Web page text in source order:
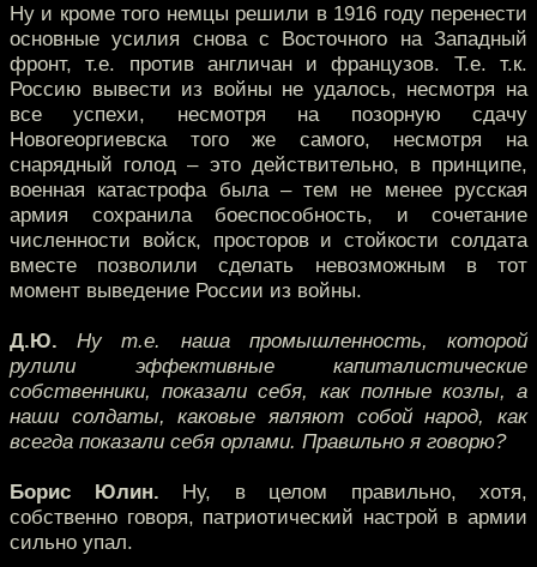
Ну и кроме того немцы решили в 1916 году перенести
основные усилия снова с Восточного на Западный
фронт, т.е. против англичан и французов. Т.е. т.к.
Россию вывести из войны не удалось, несмотря на
все успехи, несмотря на позорную сдачу
Новогеоргиевска того же самого, несмотря на
снарядный голод – это действительно, в принципе,
военная катастрофа была – тем не менее русская
армия сохранила боеспособность, и сочетание
численности войск, просторов и стойкости солдата
вместе позволили сделать невозможным в тот
момент выведение России из войны.
Д.Ю. Ну т.е. наша промышленность, которой
рулили эффективные капиталистические
собственники, показали себя, как полные козлы, а
наши солдаты, каковые являют собой народ, как
всегда показали себя орлами. Правильно я говорю?
Борис Юлин. Ну, в целом правильно, хотя,
собственно говоря, патриотический настрой в армии
сильно упал.